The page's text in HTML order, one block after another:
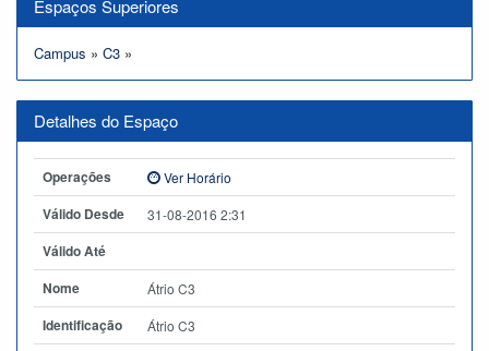
Espaços Superiores
Campus » C3 »
Detalhes do Espaço
Operações Ver Horário
Válido Desde 31-08-2016 2:31
Válido Até
Nome
Átrio C3
Identificação Átrio C3